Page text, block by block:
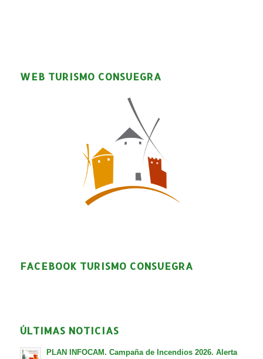
WEB TURISMO CONSUEGRA
FACEBOOK TURISMO CONSUEGRA
ÚLTIMAS NOTICIAS
PLAN INFOCAM. Campaña de Incendios 2026. Alerta